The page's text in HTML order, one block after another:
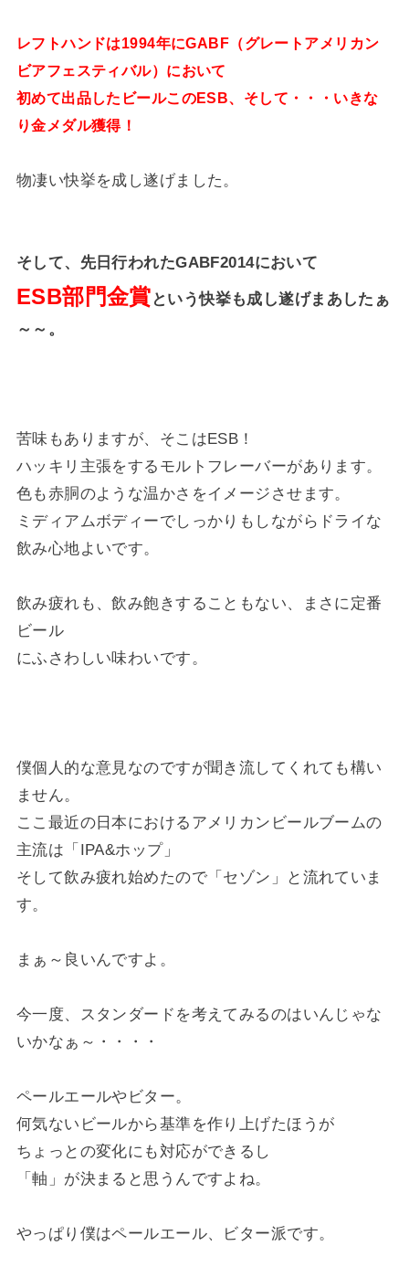
レフトハンドは1994年にGABF（グレートアメリカン
ビアフェスティバル）において
初めて出品したビールこのESB、そして・・・いきな
り金メダル獲得！
物凄い快挙を成し遂げました。
そして、先日行われたGABF2014において
ESB部門金賞 という快挙も成し遂げまあしたぁ
～～。
苦味もありますが、そこはESB！
ハッキリ主張をするモルトフレーバーがあります。
色も赤胴のような温かさをイメージさせます。
ミディアムボディーでしっかりもしながらドライな
飲み心地よいです。
飲み疲れも、飲み飽きすることもない、まさに定番
ビール
にふさわしい味わいです。
僕個人的な意見なのですが聞き流してくれても構い
ません。
ここ最近の日本におけるアメリカンビールブームの
主流は「IPA&ホップ」
そして飲み疲れ始めたので「セゾン」と流れていま
す。
まぁ～良いんですよ。
今一度、スタンダードを考えてみるのはいんじゃな
いかなぁ～・・・・
ペールエールやビター。
何気ないビールから基準を作り上げたほうが
ちょっとの変化にも対応ができるし
「軸」が決まると思うんですよね。
やっぱり僕はペールエール、ビター派です。